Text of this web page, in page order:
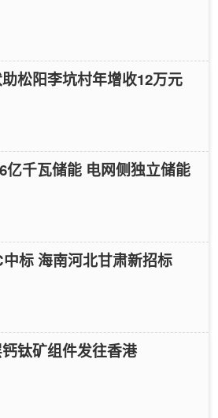
松阳李坑村年增收12万元
亿千瓦储能 电网侧独立储能
标 海南河北甘肃新招标
钛矿组件发往香港